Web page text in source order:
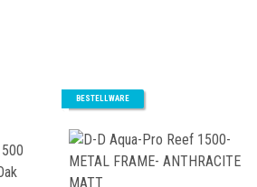
BESTELLWARE